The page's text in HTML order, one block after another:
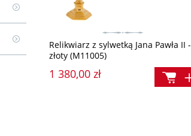
Relikwiarz z sylwetką Jana Pawła II -
złoty (M11005)
1 380,00 zł